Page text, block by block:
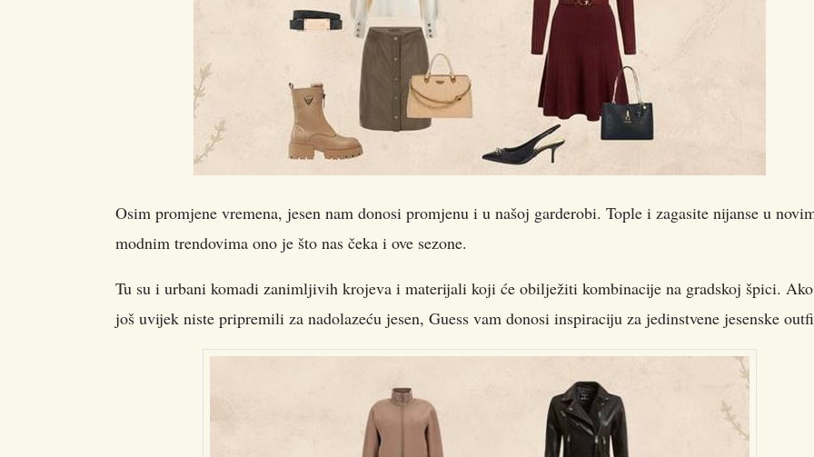
Osim promjene vremena, jesen nam donosi promjenu i u našoj garderobi. Tople i zagasite nijanse u
modnim trendovima ono je što nas čeka i ove sezone.
Tu su i urbani komadi zanimljivih krojeva i materijali koji će obilježiti kombinacije na gradskoj špici.
još uvijek niste pripremili za nadolazeću jesen, Guess vam donosi inspiraciju za jedinstvene jesenske